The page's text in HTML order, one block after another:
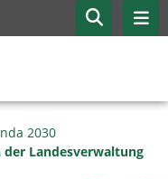
2030
der Landesverwaltung